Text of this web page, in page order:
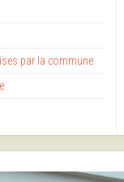
par la commune